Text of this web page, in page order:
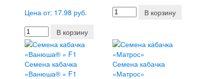
Цена от: 17.98 руб.
В корзину
В корзину
Семена кабачка
«Ванюша® » F1
Семена кабачка
«Матрос»